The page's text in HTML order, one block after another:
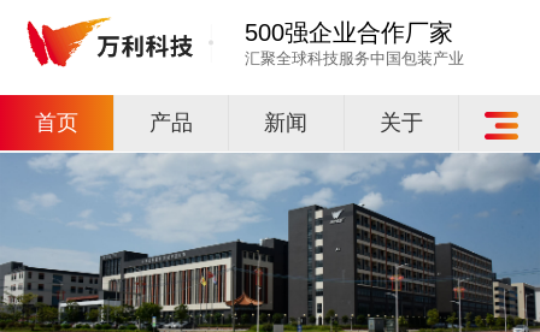
500强企业合作厂家
汇聚全球科技服务中国包装产业
首页 产品 新闻 关于